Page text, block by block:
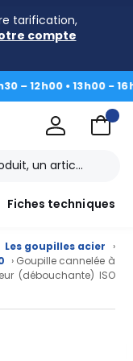
tarification,
compte
• 13h00 - 16h30|
Fiches techniques
Les goupilles acier
›
› Goupille cannelée à
(débouchante) ISO